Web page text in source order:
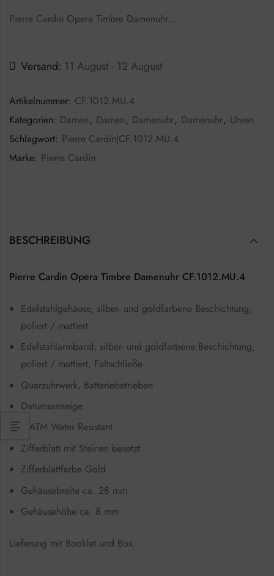
Pierre Cardin Opera Timbre Damenuhr…
Versand: 11 August - 12 August
Artikelnummer: CF.1012.MU.4
Kategorien: Damen, Damen, Damenuhr, Damenuhr, Uhren
Schlagwort: Pierre Cardin|CF.1012.MU.4
Marke: Pierre Cardin
BESCHREIBUNG
Pierre Cardin Opera Timbre Damenuhr CF.1012.MU.4
Edelstahlgehäuse, silber- und goldfarbene Beschichtung,
poliert / mattiert
Edelstahlarmband, silber- und goldfarbene Beschichtung,
poliert / mattiert, Faltschließe
Quarzuhrwerk, Batteriebetrieben
Datumsanzeige
3 ATM Water Resistant
Zifferblatt mit Steinen besetzt
Zifferblattfarbe Gold
Gehäusebreite ca. 28 mm
Gehäusehöhe ca. 8 mm
Lieferung mit Booklet und Box.